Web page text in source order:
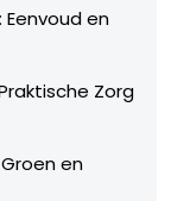
en
Zorg
en